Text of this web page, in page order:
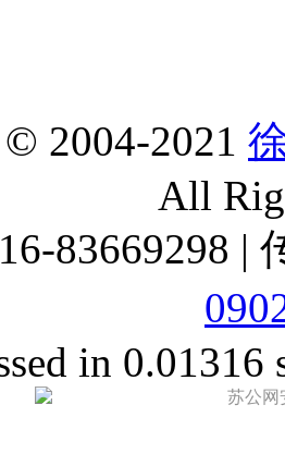
2004-2021
All
83669298 |
in
苏公网